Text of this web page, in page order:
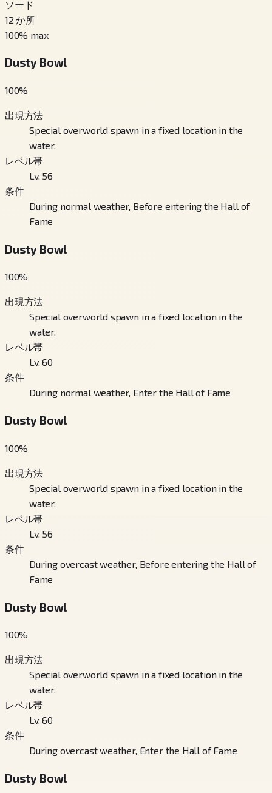
ソード
12 か所
100% max
Dusty Bowl
100%
出現方法
Special overworld spawn in a fixed location in the
water.
レベル帯
Lv. 56
条件
During normal weather, Before entering the Hall of
Fame
Dusty Bowl
100%
出現方法
Special overworld spawn in a fixed location in the
water.
レベル帯
Lv. 60
条件
During normal weather, Enter the Hall of Fame
Dusty Bowl
100%
出現方法
Special overworld spawn in a fixed location in the
water.
レベル帯
Lv. 56
条件
During overcast weather, Before entering the Hall of
Fame
Dusty Bowl
100%
出現方法
Special overworld spawn in a fixed location in the
water.
レベル帯
Lv. 60
条件
During overcast weather, Enter the Hall of Fame
Dusty Bowl